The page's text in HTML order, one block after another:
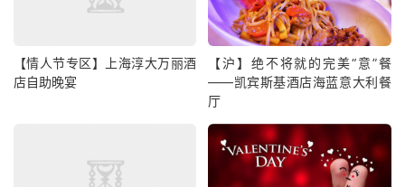
【情人节专区】上海淳大万丽酒
店自助晚宴
【沪】绝不将就的完美“意”餐
——凯宾斯基酒店海蓝意大利餐
厅